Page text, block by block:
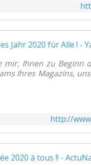
mir, Ihnen zu Beginn
Ihres Magazins,
http://